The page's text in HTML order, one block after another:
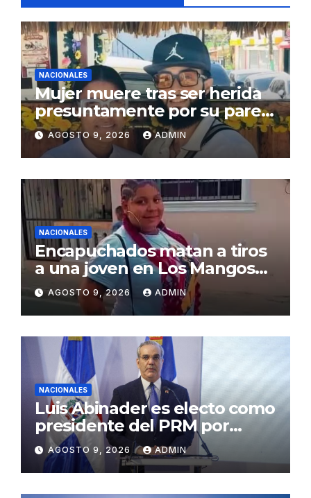
NACIONALES
Mujer muere tras ser herida
presuntamente por su pareja
en Montecristi
AGOSTO 9, 2026 ADMIN
NACIONALES
Encapuchados matan a tiros
a una joven en Los Mangos
de Salcedo
AGOSTO 9, 2026 ADMIN
NACIONALES
Luis Abinader es electo como
presidente del PRM por
cuatro años
AGOSTO 9, 2026 ADMIN